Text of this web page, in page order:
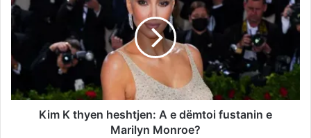
Kim K thyen heshtjen: A e dëmtoi fustanin e
Marilyn Monroe?